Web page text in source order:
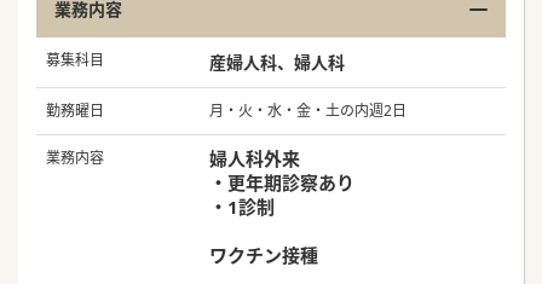
業務内容
募集科目 産婦人科、婦人科
勤務曜日 月・火・水・金・土の内週2日
業務内容
婦人科外来
・更年期診察あり
・1診制
ワクチン接種